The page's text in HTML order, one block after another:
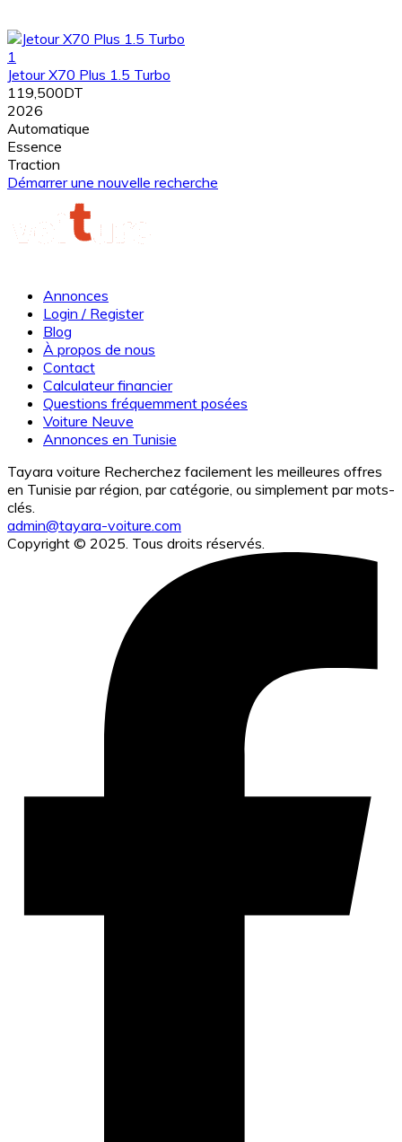
1
Jetour X70 Plus 1.5 Turbo
119,500DT
2026
Automatique
Essence
Traction
Démarrer une nouvelle recherche
Annonces
Login / Register
Blog
À propos de nous
Contact
Calculateur financier
Questions fréquemment posées
Voiture Neuve
Annonces en Tunisie
Tayara voiture Recherchez facilement les meilleures offres
en Tunisie par région, par catégorie, ou simplement par mots-
clés.
admin@tayara-voiture.com
Copyright © 2025. Tous droits réservés.